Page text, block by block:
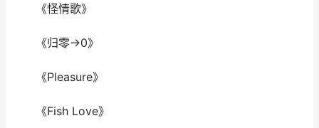
《怪情歌》
《归零→0》
《Pleasure》
《Fish Love》